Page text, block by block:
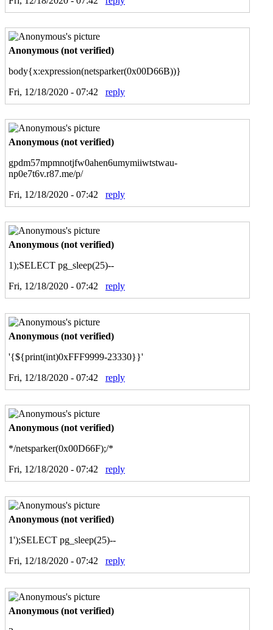
Anonymous (not verified)
body{x:expression(netsparker(0x00D66B))}
Fri, 12/18/2020 - 07:42
reply
Anonymous (not verified)
gpdm57mpmnotjfw0ahen6umymiiwtstwau-
np0e7t6v.r87.me/p/
Fri, 12/18/2020 - 07:42
reply
Anonymous (not verified)
1);SELECT pg_sleep(25)--
Fri, 12/18/2020 - 07:42
reply
Anonymous (not verified)
'{${print(int)0xFFF9999-23330}}'
Fri, 12/18/2020 - 07:42
reply
Anonymous (not verified)
*/netsparker(0x00D66F);/*
Fri, 12/18/2020 - 07:42
reply
Anonymous (not verified)
1');SELECT pg_sleep(25)--
Fri, 12/18/2020 - 07:42
reply
Anonymous (not verified)